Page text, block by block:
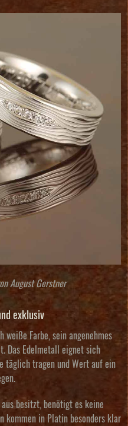
August Gerstner
exklusiv
Farbe, sein angenehmes
Das Edelmetall eignet sich
täglich tragen und Wert auf ein
aus besitzt, benötigt es keine
kommen in Platin besonders klar